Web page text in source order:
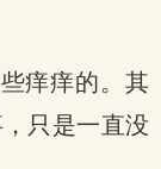
痒痒的。其
只是一直没